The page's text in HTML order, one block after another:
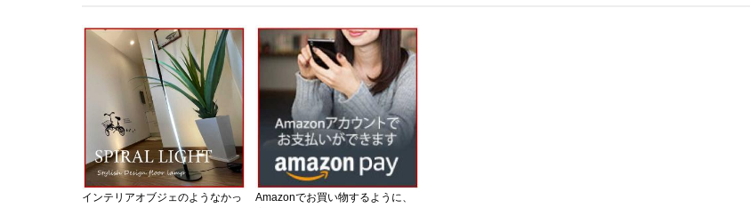
インテリアオブジェのようなかっ
Amazonでお買い物するように、